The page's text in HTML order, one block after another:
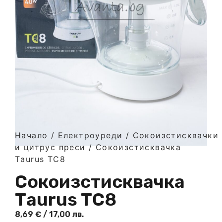
Начало / Електроуреди / Сокоизстисквачки
и цитрус преси/ Сокоизстисквачка
Тaurus TC8
Сокоизстисквачка
Тaurus TC8
8,69 € / 17,00 лв.